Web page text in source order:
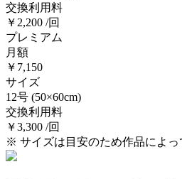
交換利用料
￥2,200 /回
プレミアム
月額
￥7,150
サイズ
12号 (50×60cm)
交換利用料
￥3,300 /回
※ サイズは目安のため作品によっ